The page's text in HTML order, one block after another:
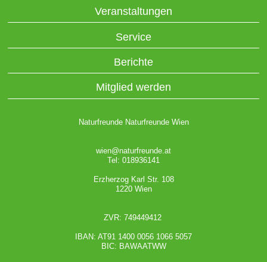
Veranstaltungen
Service
Berichte
Mitglied werden
Naturfreunde Naturfreunde Wien
wien@naturfreunde.at
Tel: 018936141
Erzherzog Karl Str. 108
1220 Wien
ZVR: 749449412
IBAN: AT91 1400 0056 1066 5057
BIC: BAWAATWW